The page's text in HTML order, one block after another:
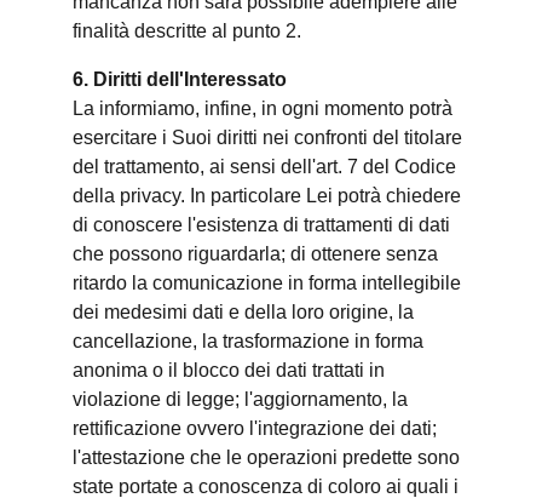
finalità descritte al punto 2.
6. Diritti dell'Interessato
La informiamo, infine, in ogni momento potrà
esercitare i Suoi diritti nei confronti del titolare
del trattamento, ai sensi dell'art. 7 del Codice
della privacy. In particolare Lei potrà chiedere
di conoscere l'esistenza di trattamenti di dati
che possono riguardarla; di ottenere senza
ritardo la comunicazione in forma intellegibile
dei medesimi dati e della loro origine, la
cancellazione, la trasformazione in forma
anonima o il blocco dei dati trattati in
violazione di legge; l'aggiornamento, la
rettificazione ovvero l'integrazione dei dati;
l'attestazione che le operazioni predette sono
state portate a conoscenza di coloro ai quali i